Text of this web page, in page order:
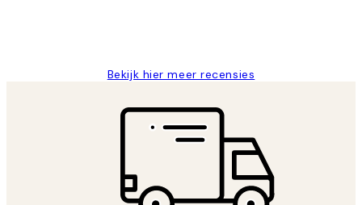
Bekijk hier meer recensies